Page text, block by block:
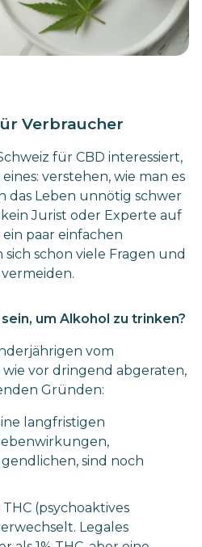
Verbraucher
für CBD interessiert,
verstehen, wie man es
das Leben unnötig schwer
Jurist oder Experte auf
ein paar einfachen
schon viele Fragen und
um Alkohol zu trinken?
vom
vor dringend abgeraten,
Gründen:
langfristigen
sind noch
(psychoaktives
Legales